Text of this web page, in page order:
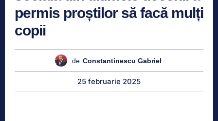
permis proștilor să facă mulți
copii
de Constantinescu Gabriel
25 februarie 2025